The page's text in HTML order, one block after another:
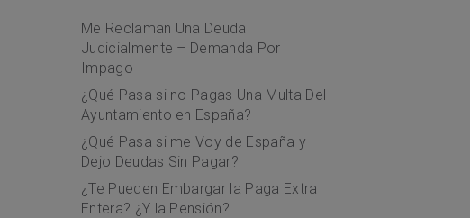
Me Reclaman Una Deuda
Judicialmente – Demanda Por
Impago
¿Qué Pasa si no Pagas Una Multa Del
Ayuntamiento en España?
¿Qué Pasa si me Voy de España y
Dejo Deudas Sin Pagar?
¿Te Pueden Embargar la Paga Extra
Entera? ¿Y la Pensión?